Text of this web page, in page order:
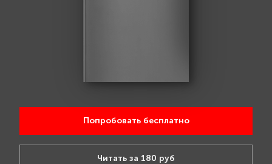
Попробовать бесплатно
Читать за 180 руб